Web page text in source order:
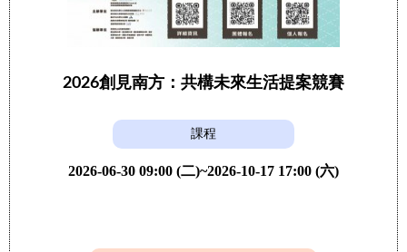
2026創見南方：共構未來生活提案競賽
課程
2026-06-30 09:00 (二)~2026-10-17 17:00 (六)